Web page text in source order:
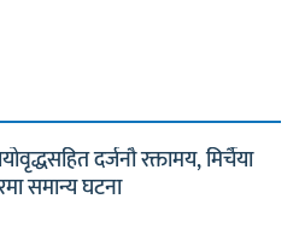
दर्जनौ रक्तामय, मिर्चैया
समान्य घटना